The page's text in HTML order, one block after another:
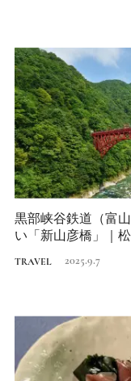
黒部峡谷鉄道（富
い「新山彦橋」｜
TRAVEL 2025.9.7